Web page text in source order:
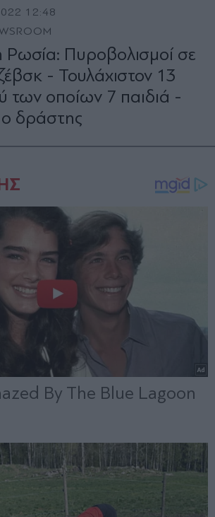
12:48
Ρωσία: Πυροβολισμοί σε
- Τουλάχιστον 13
των οποίων 7 παιδιά -
δράστης